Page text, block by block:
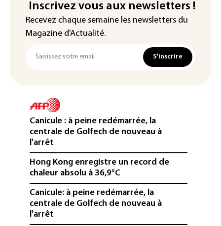
Inscrivez vous aux newsletters !
Recevez chaque semaine les newsletters du
Magazine d’Actualité.
S'inscrire
Canicule : à peine redémarrée, la
centrale de Golfech de nouveau à
l'arrêt
Hong Kong enregistre un record de
chaleur absolu à 36,9°C
Canicule: à peine redémarrée, la
centrale de Golfech de nouveau à
l'arrêt